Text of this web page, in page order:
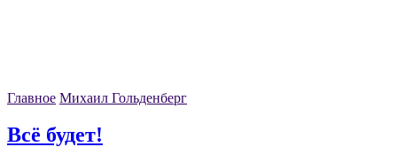
Главное Михаил Гольденберг
Всё будет!